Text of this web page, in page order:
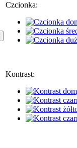
Czcionka:
Kontrast: